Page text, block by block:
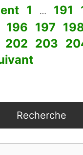
Page
1 … Page
191
Page
196 Page
197
Page
202 Page
203
Recherche